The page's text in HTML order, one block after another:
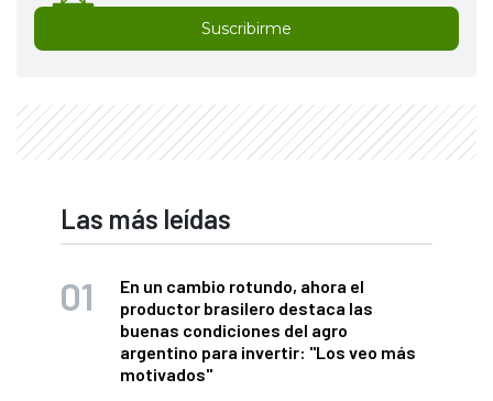
Suscribirme
Las más leídas
En un cambio rotundo, ahora el
productor brasilero destaca las
buenas condiciones del agro
argentino para invertir: "Los veo más
motivados"